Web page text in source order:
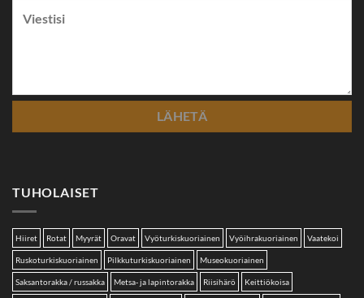
TUHOLAISET
Hiiret Rotat Myyrät Oravat Vyöturkiskuoriainen Vyöihrakuoriainen Vaatekoi
Ruskoturkiskuoriainen Pilkkuturkiskuoriainen Museokuoriainen
Saksantorakka / russakka Metsa- ja lapintorakka Riisihärö Keittiökoisa